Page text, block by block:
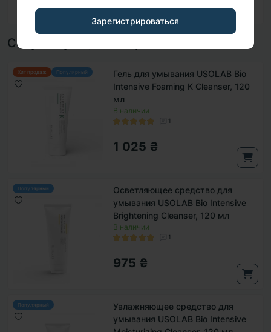
Зарегистрироваться
Hydroxyproline, Glutathione, Linalool
Сопутствующие товары
Хит продаж Популярный
Гель для умывания USOLAB Bio
Intensive Foaming K Cleanser, 120
мл
В наличии
1
1 025 ₴
Популярный
Осветляющее средство для
умывания USOLAB Bio Intensive
Brightening Cleanser, 120 мл
В наличии
1
975 ₴
Популярный
Увлажняющее средство для
умывания USOLAB Bio Intensive